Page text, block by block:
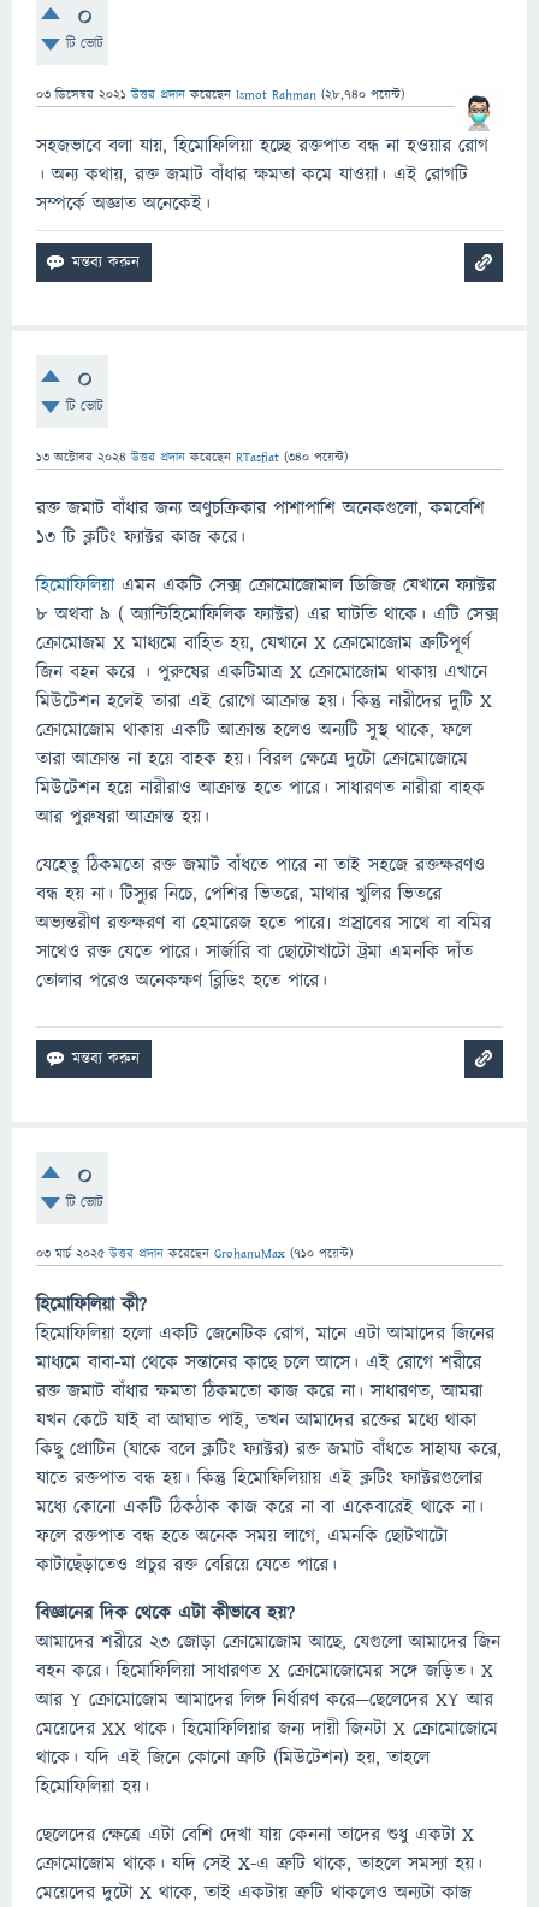
0
টি ভোট
03 ডিসেম্বর 2021 উত্তর প্রদান করেছেন Ismot Rahman (28,740 পয়েন্ট)
সহজভাবে বলা যায়, হিমোফিলিয়া হচ্ছে রক্তপাত বন্ধ না হওয়ার রোগ
। অন্য কথায়, রক্ত জমাট বাঁধার ক্ষমতা কমে যাওয়া। এই রোগটি
সম্পর্কে অজ্ঞাত অনেকেই।
0
টি ভোট
13 অক্টোবর 2024 উত্তর প্রদান করেছেন RTasfiat (340 পয়েন্ট)
রক্ত জমাট বাঁধার জন্য অণুচক্রিকার পাশাপাশি অনেকগুলো, কমবেশি
১৩ টি ক্লটিং ফ্যাক্টর কাজ করে।
হিমোফিলিয়াএমন একটি সেক্স ক্রোমোজোমাল ডিজিজ যেখানে ফ্যাক্টর
৮ অথবা ৯ ( অ্যান্টিহিমোফিলিক ফ্যাক্টর) এর ঘাটতি থাকে। এটি সেক্স
ক্রোমোজম X মাধ্যমে বাহিত হয়, যেখানে X ক্রোমোজোম ত্রুটিপূর্ণ
জিন বহন করে । পুরুষের একটিমাত্র X ক্রোমোজোম থাকায় এখানে
মিউটেশন হলেই তারা এই রোগে আক্রান্ত হয়। কিন্তু নারীদের দুটি X
ক্রোমোজোম থাকায় একটি আক্রান্ত হলেও অন্যটি সুস্থ থাকে, ফলে
তারা আক্রান্ত না হয়ে বাহক হয়। বিরল ক্ষেত্রে দুটো ক্রোমোজোমে
মিউটেশন হয়ে নারীরাও আক্রান্ত হতে পারে। সাধারণত নারীরা বাহক
আর পুরুষরা আক্রান্ত হয়।
যেহেতু ঠিকমতো রক্ত জমাট বাঁধতে পারে না তাই সহজে রক্তক্ষরণও
বন্ধ হয় না। টিস্যুর নিচে, পেশির ভিতরে, মাথার খুলির ভিতরে
অভ্যন্তরীণ রক্তক্ষরণ বা হেমারেজ হতে পারে৷ প্রস্রাবের সাথে বা বমির
সাথেও রক্ত যেতে পারে। সার্জারি বা ছোটোখাটো ট্রমা এমনকি দাঁত
তোলার পরেও অনেকক্ষণ ব্লিডিং হতে পারে।
0
টি ভোট
03 মার্চ 2025 উত্তর প্রদান করেছেন GrohanuMax (710 পয়েন্ট)
হিমোফিলিয়া কী?
হিমোফিলিয়া হলো একটি জেনেটিক রোগ, মানে এটা আমাদের জিনের
মাধ্যমে বাবা-মা থেকে সন্তানের কাছে চলে আসে। এই রোগে শরীরে
রক্ত জমাট বাঁধার ক্ষমতা ঠিকমতো কাজ করে না। সাধারণত, আমরা
যখন কেটে যাই বা আঘাত পাই, তখন আমাদের রক্তের মধ্যে থাকা
কিছু প্রোটিন (যাকে বলে ক্লটিং ফ্যাক্টর) রক্ত জমাট বাঁধতে সাহায্য করে,
যাতে রক্তপাত বন্ধ হয়। কিন্তু হিমোফিলিয়ায় এই ক্লটিং ফ্যাক্টরগুলোর
মধ্যে কোনো একটি ঠিকঠাক কাজ করে না বা একেবারেই থাকে না।
ফলে রক্তপাত বন্ধ হতে অনেক সময় লাগে, এমনকি ছোটখাটো
কাটাছেঁড়াতেও প্রচুর রক্ত বেরিয়ে যেতে পারে।
বিজ্ঞানের দিক থেকে এটা কীভাবে হয়?
আমাদের শরীরে ২৩ জোড়া ক্রোমোজোম আছে, যেগুলো আমাদের জিন
বহন করে। হিমোফিলিয়া সাধারণত X ক্রোমোজোমের সঙ্গে জড়িত। X
আর Y ক্রোমোজোম আমাদের লিঙ্গ নির্ধারণ করে—ছেলেদের XY আর
মেয়েদের XX থাকে। হিমোফিলিয়ার জন্য দায়ী জিনটা X ক্রোমোজোমে
থাকে। যদি এই জিনে কোনো ত্রুটি (মিউটেশন) হয়, তাহলে
হিমোফিলিয়া হয়।
ছেলেদের ক্ষেত্রে এটা বেশি দেখা যায় কেননা তাদের শুধু একটা X
ক্রোমোজোম থাকে। যদি সেই X-এ ত্রুটি থাকে, তাহলে সমস্যা হয়।
মেয়েদের দুটো X থাকে, তাই একটায় ত্রুটি থাকলেও অন্যটা কাজ